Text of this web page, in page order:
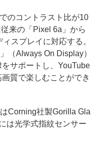
のコントラスト比が10
来の「Pixel 6a」から
スプレイに対応する。
（Always On Display）
サポートし、YouTube
質で楽しむことができ
Corning社製Gorilla Gla
は光学式指紋センサー